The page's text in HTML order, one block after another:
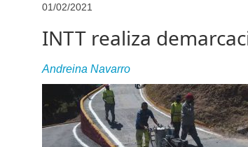
01/02/2021
INTT realiza
Andreina Navarro